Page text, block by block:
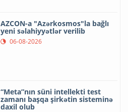
AZCON-a "Azərkosmos"la bağlı
yeni səlahiyyətlər verilib
06-08-2026
“Meta”nın süni intellekti test
zamanı başqa şirkətin sisteminə
daxil olub